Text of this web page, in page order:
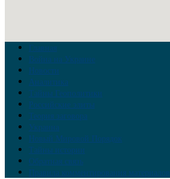
Главная
Война на Украине
Новости
Аналитика
Тайны Геополитики
Российские элиты
Теория заговора
Украина
Новый Мировой Порядок
Тайны истории
Обратная связь
Правила комментирования материалов